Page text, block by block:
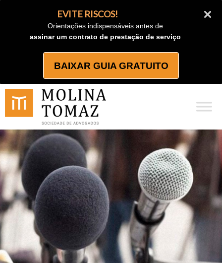
EVITE RISCOS!
Orientações indispensáveis antes de
assinar um contrato de prestação de serviço
BAIXAR GUIA GRATUITO